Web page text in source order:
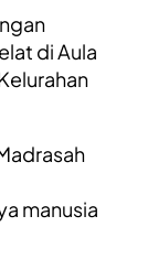
di Aula
manusia